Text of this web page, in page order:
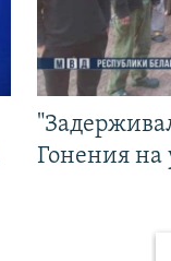
Гонения на